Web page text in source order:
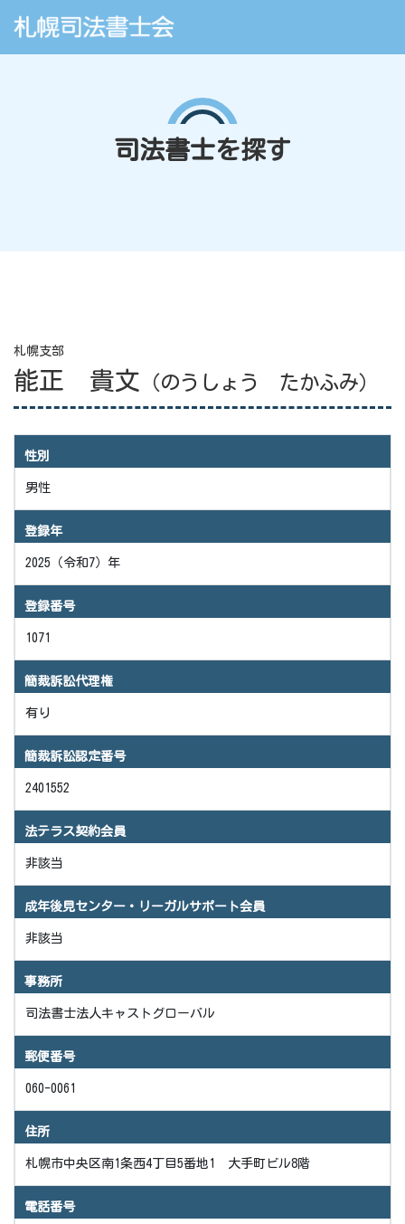
司法書士を探す
札幌支部
能正 貴文 （のうしょう たかふみ）
性別
男性
登録年
2025（令和7）年
登録番号
1071
簡裁訴訟代理権
有り
簡裁訴訟認定番号
2401552
法テラス契約会員
非該当
成年後見センター・リーガルサポート会員
非該当
事務所
司法書士法人キャストグローバル
郵便番号
060-0061
住所
札幌市中央区南1条西4丁目5番地1 大手町ビル8階
電話番号